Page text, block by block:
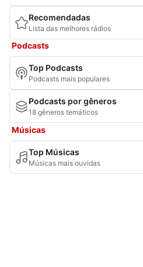
Recomendadas
Lista das melhores rádios
Podcasts
Top Podcasts
Podcasts mais populares
Podcasts por gêneros
18 gêneros temáticos
Músicas
Top Músicas
Músicas mais ouvidas